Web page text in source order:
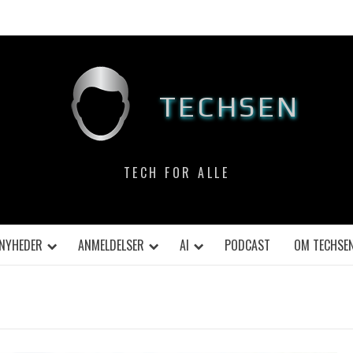
TECHSEN
TECH FOR ALLE
NYHEDER ANMELDELSER AI PODCAST OM